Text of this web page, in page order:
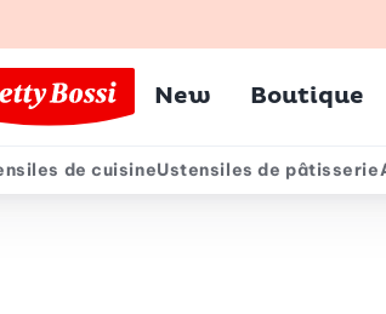
Menu
New Boutique
secondaire
de cuisineUstensiles de pâtisserie